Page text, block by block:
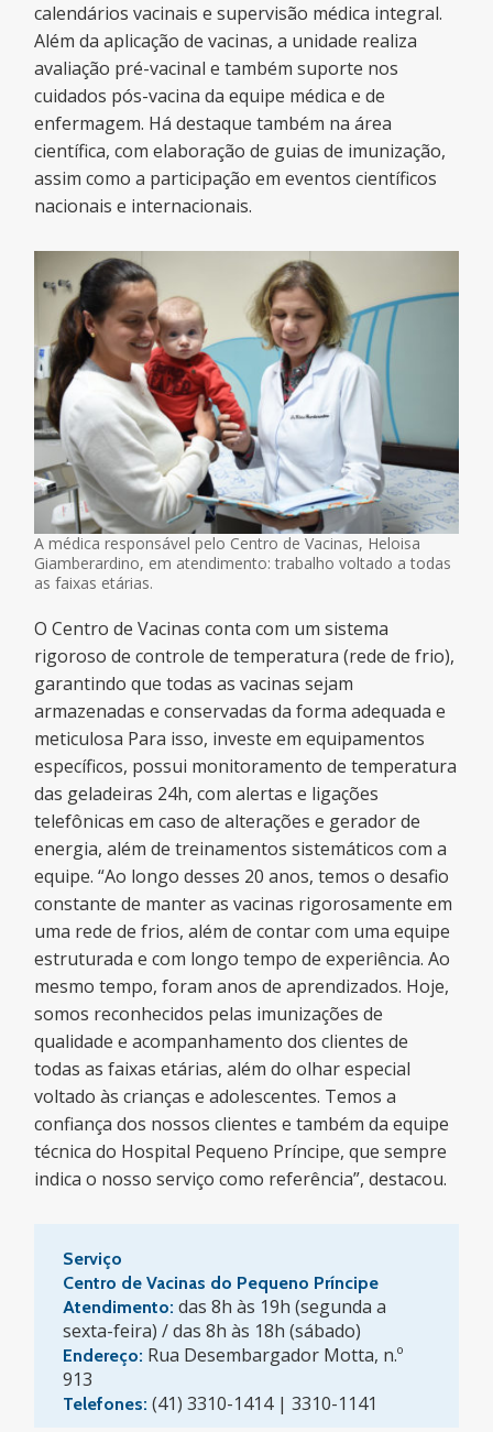
calendários vacinais e supervisão médica integral.
Além da aplicação de vacinas, a unidade realiza
avaliação pré-vacinal e também suporte nos
cuidados pós-vacina da equipe médica e de
enfermagem. Há destaque também na área
científica, com elaboração de guias de imunização,
assim como a participação em eventos científicos
nacionais e internacionais.
A médica responsável pelo Centro de Vacinas, Heloisa
Giamberardino, em atendimento: trabalho voltado a todas
as faixas etárias.
O Centro de Vacinas conta com um sistema
rigoroso de controle de temperatura (rede de frio),
garantindo que todas as vacinas sejam
armazenadas e conservadas da forma adequada e
meticulosa Para isso, investe em equipamentos
específicos, possui monitoramento de temperatura
das geladeiras 24h, com alertas e ligações
telefônicas em caso de alterações e gerador de
energia, além de treinamentos sistemáticos com a
equipe. “Ao longo desses 20 anos, temos o desafio
constante de manter as vacinas rigorosamente em
uma rede de frios, além de contar com uma equipe
estruturada e com longo tempo de experiência. Ao
mesmo tempo, foram anos de aprendizados. Hoje,
somos reconhecidos pelas imunizações de
qualidade e acompanhamento dos clientes de
todas as faixas etárias, além do olhar especial
voltado às crianças e adolescentes. Temos a
confiança dos nossos clientes e também da equipe
técnica do Hospital Pequeno Príncipe, que sempre
indica o nosso serviço como referência”, destacou.
Serviço
Centro de Vacinas do Pequeno Príncipe
Atendimento:das 8h às 19h (segunda a
sexta-feira) / das 8h às 18h (sábado)
Endereço: Rua Desembargador Motta, n.º
913
Telefones: (41) 3310-1414 | 3310-1141